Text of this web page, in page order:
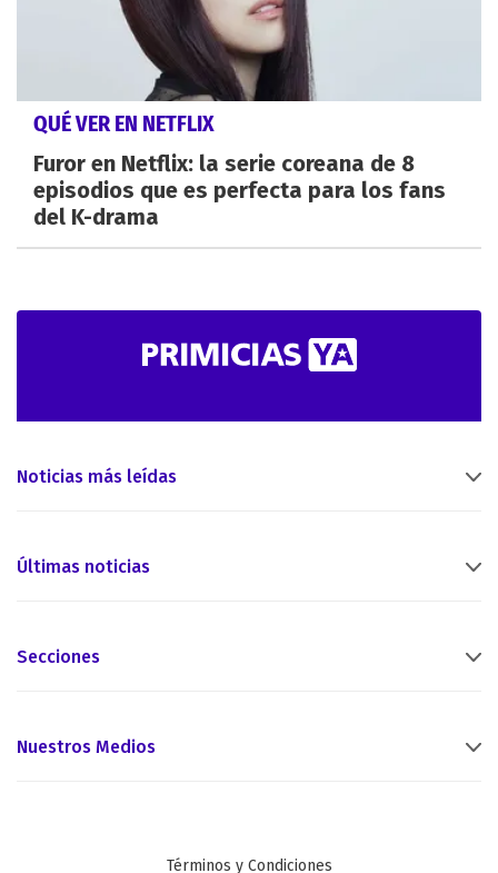
QUÉ VER EN NETFLIX
Furor en Netflix: la serie coreana de 8
episodios que es perfecta para los fans
del K-drama
Noticias más leídas
Últimas noticias
Secciones
Nuestros Medios
Términos y Condiciones